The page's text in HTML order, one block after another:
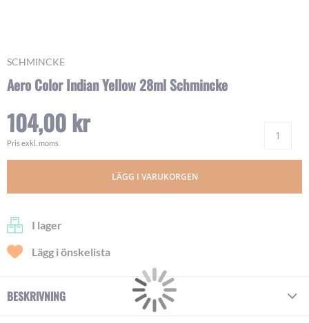
SCHMINCKE
Aero Color Indian Yellow 28ml Schmincke
104,00 kr
Pris exkl. moms
LÄGG I VARUKORGEN
I lager
Lägg i önskelista
Skip
the
of
the
images
BESKRIVNING